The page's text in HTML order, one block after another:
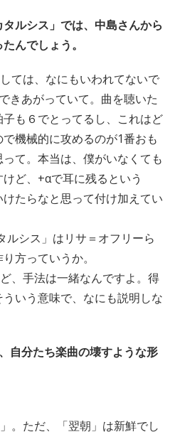
ルシス」では、中島さんから
んでしょう。
ては、なにもいわれてないで
きあがっていて。曲を聴いた
も６でとってるし、これはど
機械的に攻めるのが1番おも
て。本当は、僕がいなくても
ど、+αで耳に残るという
たらなと思って付け加えてい
ルシス」はリサ＝オフリーら
方っていうか。
、手法は一緒なんですよ。得
いう意味で、なにも説明しな
自分たち楽曲の壊すような形
。ただ、「翌朝」は新鮮でし